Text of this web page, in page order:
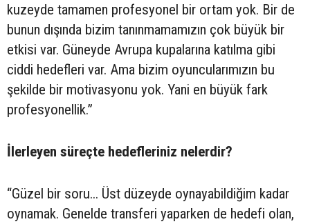
kuzeyde tamamen profesyonel bir ortam yok. Bir de
bunun dışında bizim tanınmamamızın çok büyük bir
etkisi var. Güneyde Avrupa kupalarına katılma gibi
ciddi hedefleri var. Ama bizim oyuncularımızın bu
şekilde bir motivasyonu yok. Yani en büyük fark
profesyonellik.”
İlerleyen süreçte hedefleriniz nelerdir?
“Güzel bir soru... Üst düzeyde oynayabildiğim kadar
oynamak. Genelde transferi yaparken de hedefi olan,